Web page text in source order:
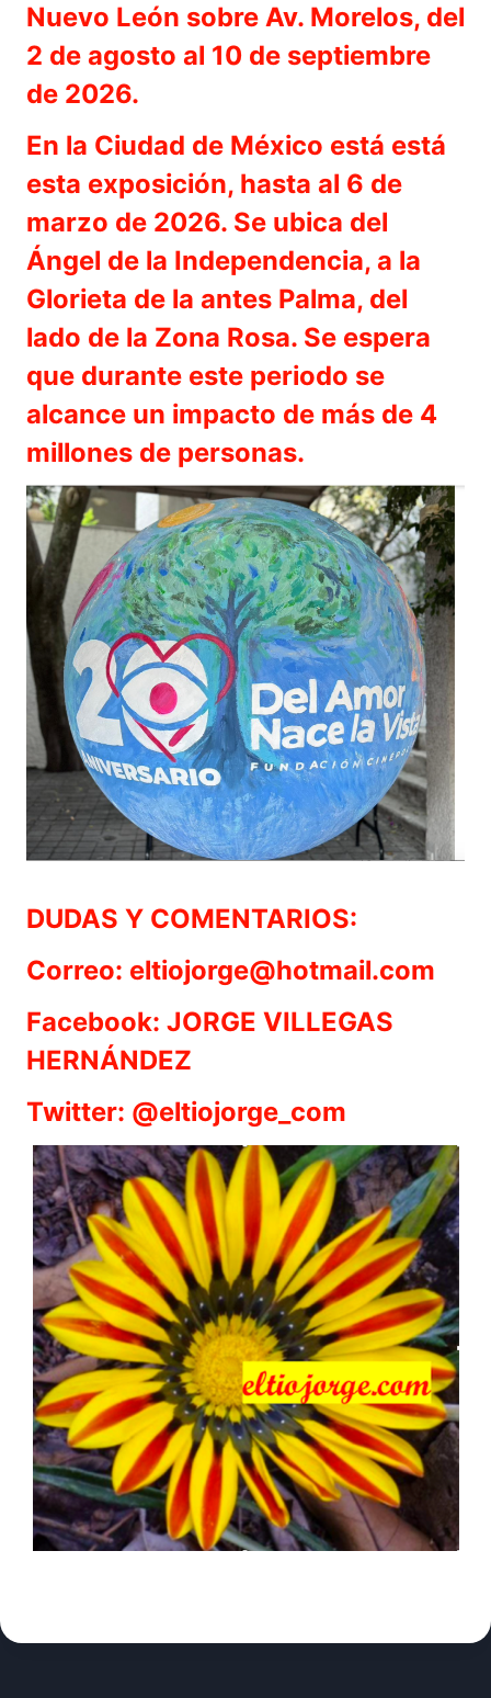
Nuevo León sobre Av. Morelos, del
2 de agosto al 10 de septiembre
de 2026.
En la Ciudad de México está está
esta exposición, hasta al 6 de
marzo de 2026. Se ubica del
Ángel de la Independencia, a la
Glorieta de la antes Palma, del
lado de la Zona Rosa. Se espera
que durante este periodo se
alcance un impacto de más de 4
millones de personas.
DUDAS Y COMENTARIOS:
Correo: eltiojorge@hotmail.com
Facebook: JORGE VILLEGAS
HERNÁNDEZ
Twitter: @eltiojorge_com